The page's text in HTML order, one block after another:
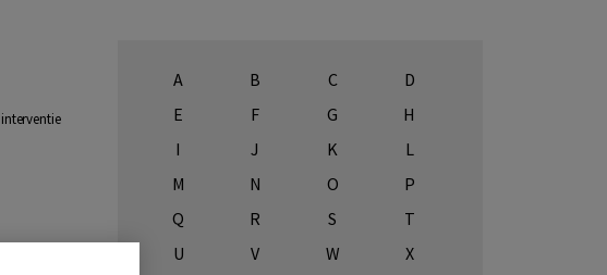
A B C
D
E
F G
H
I
J K
L
M
N O
P
Q
R S
T
U
V W
X